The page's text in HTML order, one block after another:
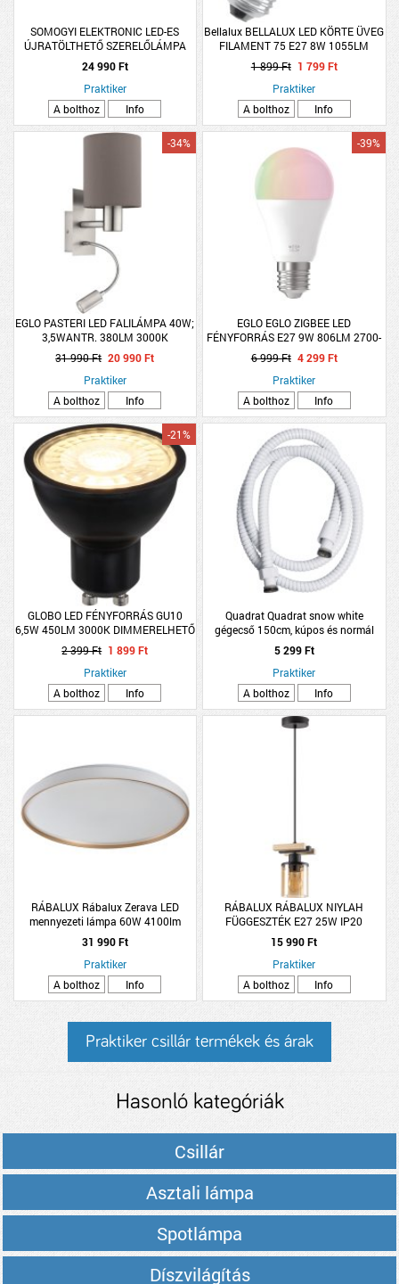
SOMOGYI ELEKTRONIC LED-ES
ÚJRATÖLTHETŐ SZERELŐLÁMPA
3W
24 990 Ft
Praktiker
A bolthoz
Info
Bellalux BELLALUX LED KÖRTE ÜVEG
FILAMENT 75 E27 8W 1055LM
2700K
1 899 Ft 1 799 Ft
Praktiker
A bolthoz
Info
EGLO PASTERI LED FALILÁMPA 40W;
3,5WANTR. 380LM 3000K
FÉNYFORRÁSSAL LED+
FÉNYFORRÁS NÉLKÜL
-34%
31 990 Ft 20 990 Ft
Praktiker
A bolthoz
Info
EGLO EGLO ZIGBEE LED
FÉNYFORRÁS E27 9W 806LM 2700-
6500K RGB DIMMELHETŐ A60 OPÁL
-39%
6 999 Ft 4 299 Ft
Praktiker
A bolthoz
Info
GLOBO LED FÉNYFORRÁS GU10
6,5W 450LM 3000K DIMMERELHETŐ
D:5CM MŰANYAG ÁTLÁTSZÓ-
FEKETE
-21%
2 399 Ft 1 899 Ft
Praktiker
A bolthoz
Info
Quadrat Quadrat snow white
gégecső 150cm, kúpos és normál
hollandival, fém, fehér
5 299 Ft
Praktiker
A bolthoz
Info
RÁBALUX Rábalux Zerava LED
mennyezeti lámpa 60W 4100lm
3000-6500K 58cm fém arany
31 990 Ft
Praktiker
A bolthoz
Info
RÁBALUX RÁBALUX NIYLAH
FÜGGESZTÉK E27 25W IP20
9,5X120CM FA-FEKETE
15 990 Ft
Praktiker
A bolthoz
Info
Praktiker csillár termékek és árak
Hasonló kategóriák
Csillár
Asztali lámpa
Spotlámpa
Díszvilágítás